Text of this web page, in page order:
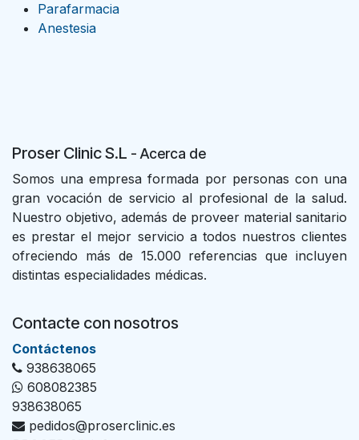
Parafarmacia
Anestesia
Proser Clinic S.L - Acerca de
Somos una empresa formada por personas con una
gran vocación de servicio al profesional de la salud.
Nuestro objetivo, además de proveer material sanitario
es prestar el mejor servicio a todos nuestros clientes
ofreciendo más de 15.000 referencias que incluyen
distintas especialidades médicas.
Contacte con nosotros
Con​tác​tenos
938638065
608082385
938638065
pedidos@proserclinic.es